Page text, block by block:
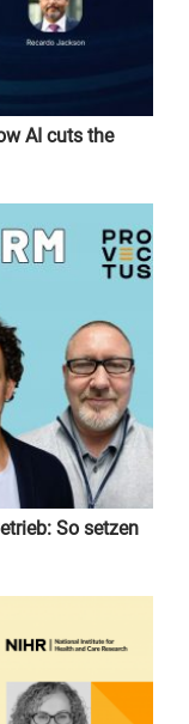
AI cuts the
So setzen